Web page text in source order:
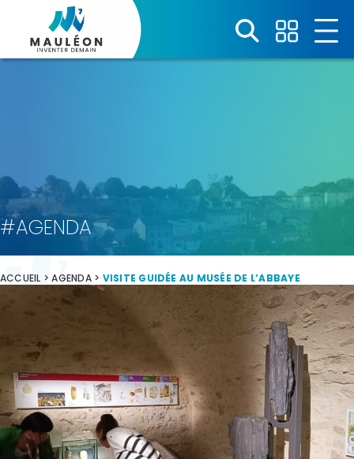
#AGENDA
ACCUEIL >AGENDA> VISITE GUIDÉE AU MUSÉE DE L’ABBAYE
Panneau de gestion des cookies